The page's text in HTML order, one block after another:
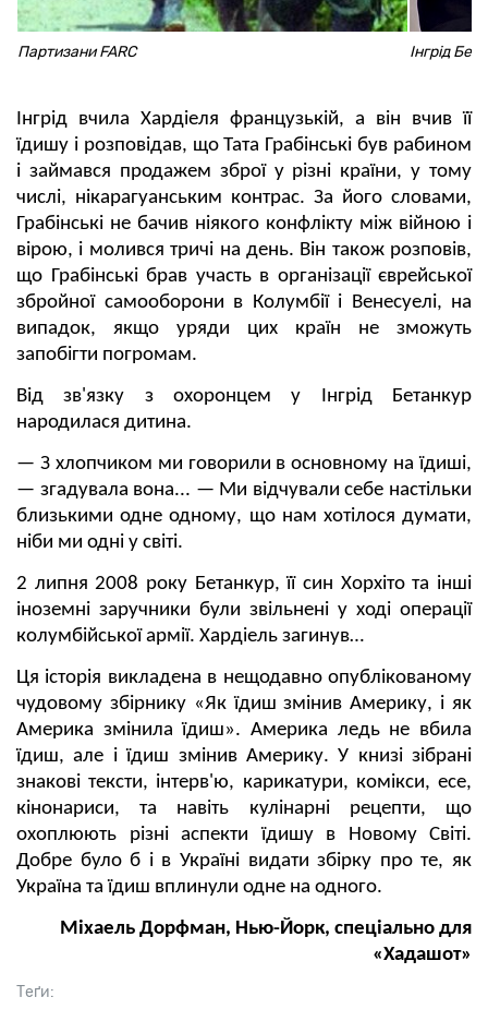
Теґи:
Партизани FARC Інгрід
Інгрід вчила Хардіеля французькій, а він вчив її
їдишу і розповідав, що Тата Грабінські був рабином
і займався продажем зброї у різні країни, у тому
числі, нікарагуанським контрас. За його словами,
Грабінські не бачив ніякого конфлікту між війною і
вірою, і молився тричі на день. Він також розповів,
що Грабінські брав участь в організації єврейської
збройної самооборони в Колумбії і Венесуелі, на
випадок, якщо уряди цих країн не зможуть
запобігти погромам.
Від зв'язку з охоронцем у Інгрід Бетанкур
народилася дитина.
— З хлопчиком ми говорили в основному на їдиші,
— згадувала вона... — Ми відчували себе настільки
близькими одне одному, що нам хотілося думати,
ніби ми одні у світі.
2 липня 2008 року Бетанкур, її син Хорхіто та інші
іноземні заручники були звільнені у ході операції
колумбійської армії. Хардіель загинув…
Ця історія викладена в нещодавно опублікованому
чудовому збірнику «Як їдиш змінив Америку, і як
Америка змінила їдиш». Америка ледь не вбила
їдиш, але і їдиш змінив Америку. У книзі зібрані
знакові тексти, інтерв'ю, карикатури, комікси, есе,
кінонариси, та навіть кулінарні рецепти, що
охоплюють різні аспекти їдишу в Новому Світі.
Добре було б і в Україні видати збірку про те, як
Україна та їдиш вплинули одне на одного.
Міхаель Дорфман, Нью-Йорк, спеціально для
«Хадашот»